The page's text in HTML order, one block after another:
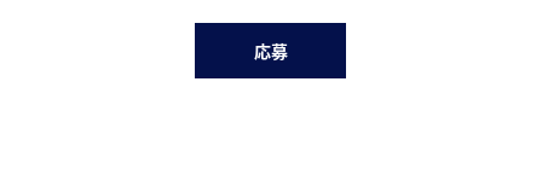
応募